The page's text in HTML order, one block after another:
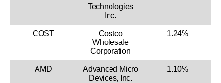
Technologies
Inc.
COST
Costco
Wholesale
Corporation
1.24%
AMD
Advanced Micro
Devices, Inc.
1.10%